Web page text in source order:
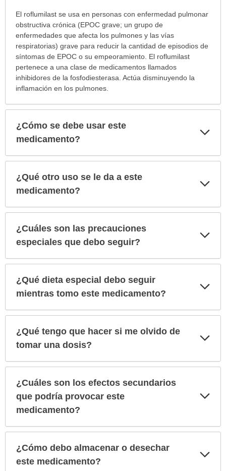
¿Para
cuáles
condiciones
enfermedades
prescribe
este
ha
extendido.
El roflumilast se usa en personas con enfermedad pulmonar
obstructiva crónica (EPOC grave; un grupo de
enfermedades que afecta los pulmones y las vías
respiratorias) grave para reducir la cantidad de episodios de
síntomas de EPOC o su empeoramiento. El roflumilast
pertenece a una clase de medicamentos llamados
inhibidores de la fosfodiesterasa. Actúa disminuyendo la
inflamación en los pulmones.
¿Cómo se debe usar este
medicamento?
¿Qué otro uso se le da a este
medicamento?
¿Cuáles son las precauciones
especiales que debo seguir?
¿Qué dieta especial debo seguir
mientras tomo este medicamento?
¿Qué tengo que hacer si me olvido de
tomar una dosis?
¿Cuáles son los efectos secundarios
que podría provocar este
medicamento?
¿Cómo debo almacenar o desechar
este medicamento?